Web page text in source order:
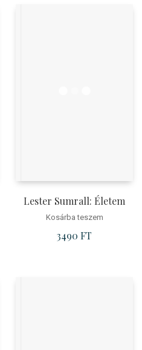
Lester Sumrall: Életem
Kosárba teszem
3490 FT